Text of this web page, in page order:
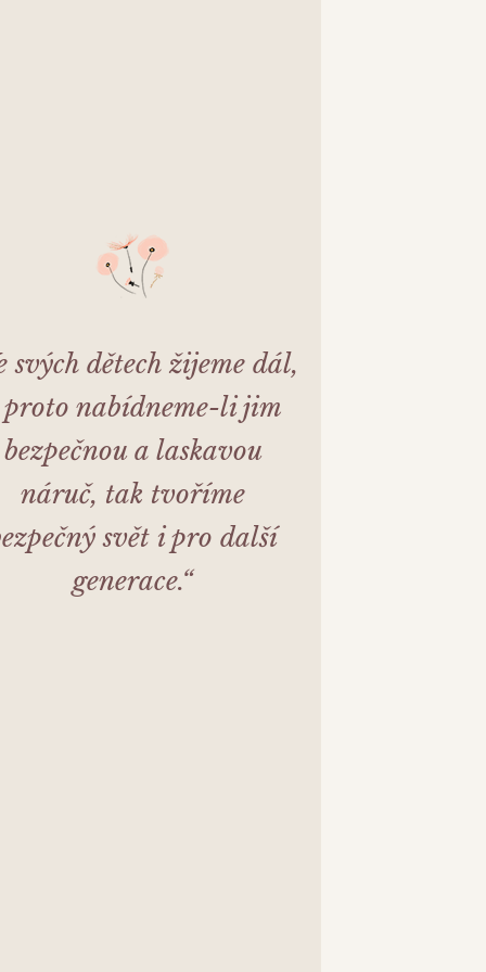
svých dětech žijeme dál,
proto nabídneme-li jim
bezpečnou a laskavou
náruč, tak tvoříme
svět i pro další
generace.“